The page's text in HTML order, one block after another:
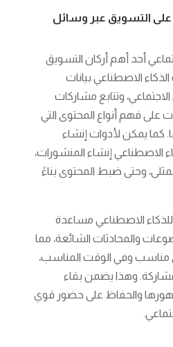
على التسويق عبر وسائل
أحد أهم أركان التسويق
الذكاء الاصطناعي بيانات
وتتابع مشاركات
على فهم أنواع المحتوى التي
يمكن لأدوات إنشاء
الاصطناعي إنشاء المنشورات،
وحتى ضبط المحتوى بناءً
الاصطناعي مساعدة
والمحادثات الشائعة، مما
مناسب وفي الوقت المناسب،
وهذا يضمن بقاء
والحفاظ على حضور قوي